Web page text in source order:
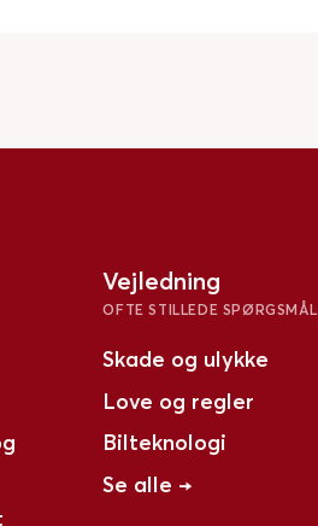
Vejledning
OFTE STILLEDE SPØRGSMÅL
Skade og ulykke
Love og regler
Bilteknologi
Se alle →